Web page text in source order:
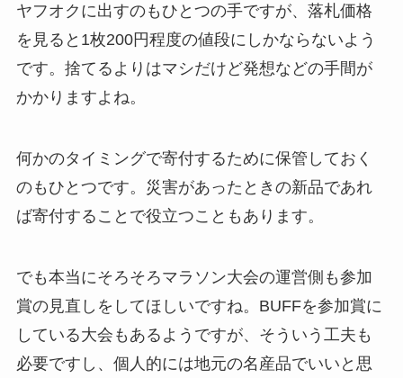
ヤフオクに出すのもひとつの手ですが、落札価格
を見ると1枚200円程度の値段にしかならないよう
です。捨てるよりはマシだけど発想などの手間が
かかりますよね。
何かのタイミングで寄付するために保管しておく
のもひとつです。災害があったときの新品であれ
ば寄付することで役立つこともあります。
でも本当にそろそろマラソン大会の運営側も参加
賞の見直しをしてほしいですね。BUFFを参加賞に
している大会もあるようですが、そういう工夫も
必要ですし、個人的には地元の名産品でいいと思